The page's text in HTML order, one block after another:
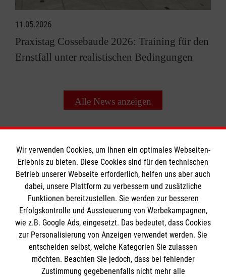
11.05.2026
Praxistag Cossebaude 2026: Training für den
Ernstfall unter realistischen Bedingungen
Alle News anzeigen
Informationen
Impressum
Datenschutz
Barrierefreiheit
Kontakt
Die Malteser
Malteser in Deutschland
Wir verwenden Cookies, um Ihnen ein optimales Webseiten-
Erlebnis zu bieten. Diese Cookies sind für den technischen
Betrieb unserer Webseite erforderlich, helfen uns aber auch
dabei, unsere Plattform zu verbessern und zusätzliche
Funktionen bereitzustellen. Sie werden zur besseren
Erfolgskontrolle und Aussteuerung von Werbekampagnen,
wie z.B. Google Ads, eingesetzt. Das bedeutet, dass Cookies
zur Personalisierung von Anzeigen verwendet werden. Sie
entscheiden selbst, welche Kategorien Sie zulassen
möchten. Beachten Sie jedoch, dass bei fehlender
Zustimmung gegebenenfalls nicht mehr alle